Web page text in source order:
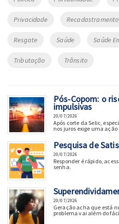
Privacidade Recadastramento
Resgate Saúde Saúde
Tributação Trânsito
Pós-Copom: o
impulsivas
20/07/2026
Após corte da Selic,
nos juros exige uma
Pesquisa de
20/07/2026
Responder é rápido,
senha.
20/07/2026
Geração acha que está
problema vai além do